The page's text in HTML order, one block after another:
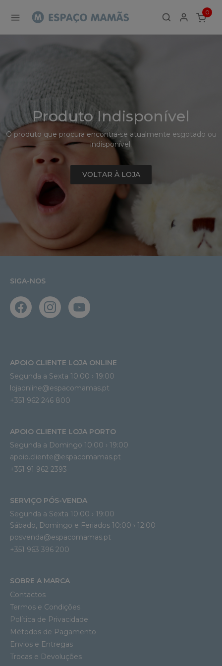
Detalhe
de
Produto
-
Produto
0
ITEMS
Produto Indisponível
O produto que procura encontra-se atualmente esgotado ou
indisponível.
VOLTAR À LOJA
SIGA-NOS
APOIO CLIENTE LOJA ONLINE
Segunda a Sexta 10:00 › 19:00
lojaonline@espacomamas.pt
+351 962 246 800
APOIO CLIENTE LOJA PORTO
Segunda a Domingo 10:00 › 19:00
apoio.cliente@espacomamas.pt
+351 91 962 2393
SERVIÇO PÓS-VENDA
Segunda a Sexta 10:00 › 19:00
Sábado, Domingo e Feriados 10:00 › 12:00
posvenda@espacomamas.pt
+351 963 396 200
SOBRE A MARCA
Contactos
Termos e Condições
Política de Privacidade
Métodos de Pagamento
Envios e Entregas
Trocas e Devoluções